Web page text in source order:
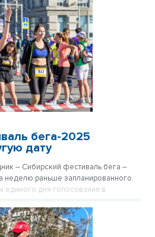
бега-2025
дату
– Сибирский фестиваль бега –
неделю раньше запланированного.
единого дня голосования в